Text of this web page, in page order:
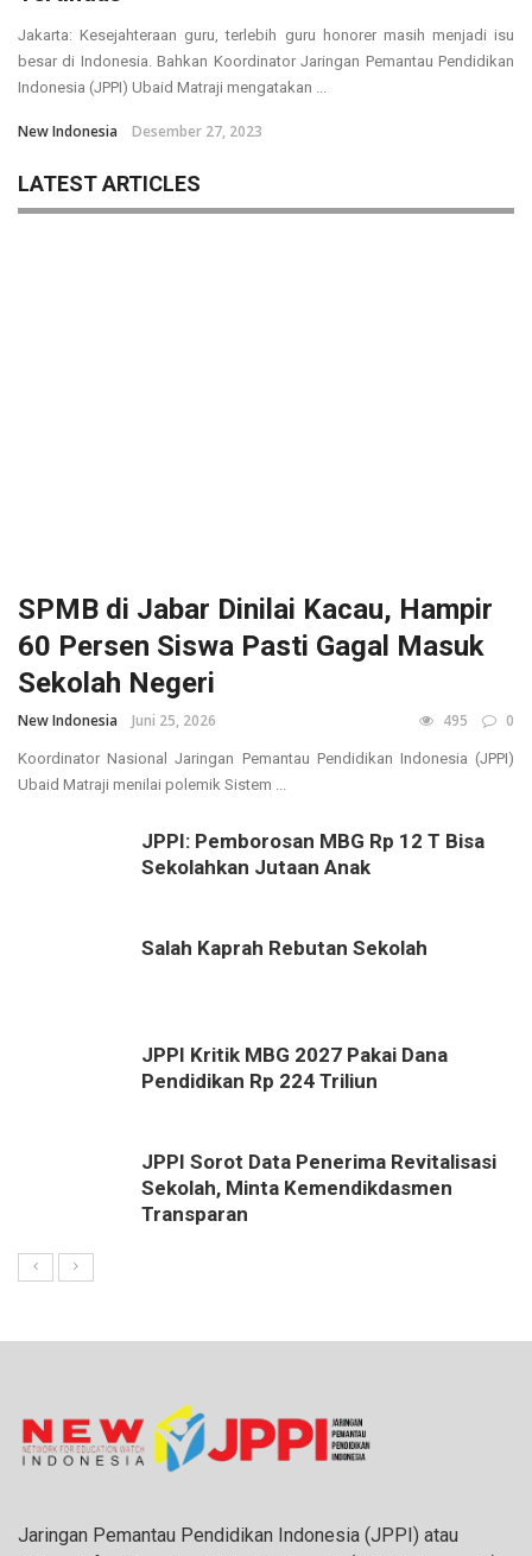
Jakarta: Kesejahteraan guru, terlebih guru honorer masih menjadi isu
besar di Indonesia. Bahkan Koordinator Jaringan Pemantau Pendidikan
Indonesia (JPPI) Ubaid Matraji mengatakan ...
New Indonesia Desember 27, 2023
LATEST ARTICLES
SPMB di Jabar Dinilai Kacau, Hampir
60 Persen Siswa Pasti Gagal Masuk
Sekolah Negeri
New Indonesia Juni 25, 2026 495 0
Koordinator Nasional Jaringan Pemantau Pendidikan Indonesia (JPPI)
Ubaid Matraji menilai polemik Sistem ...
JPPI: Pemborosan MBG Rp 12 T Bisa
Sekolahkan Jutaan Anak
Salah Kaprah Rebutan Sekolah
JPPI Kritik MBG 2027 Pakai Dana
Pendidikan Rp 224 Triliun
JPPI Sorot Data Penerima Revitalisasi
Sekolah, Minta Kemendikdasmen
Transparan
Jaringan Pemantau Pendidikan Indonesia (JPPI) atau